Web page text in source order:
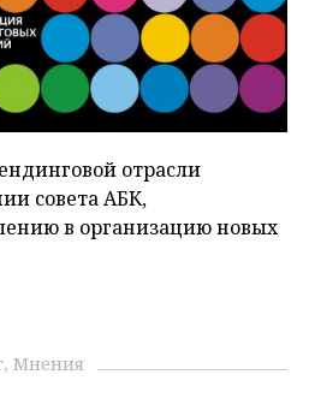
отрасли
совета АБК,
в организацию новых
Мнения